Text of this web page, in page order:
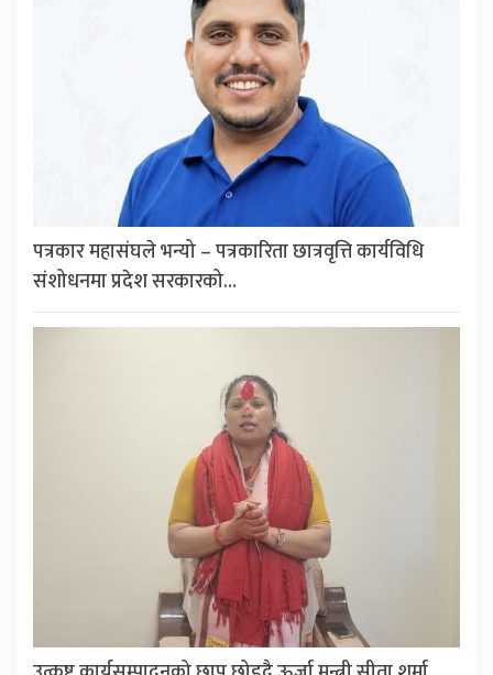
पत्रकार महासंघले भन्यो – पत्रकारिता छात्रवृत्ति कार्यविधि
संशोधनमा प्रदेश सरकारको…